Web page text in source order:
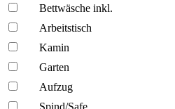
Bettwäsche inkl.
Arbeitstisch
Kamin
Garten
Aufzug